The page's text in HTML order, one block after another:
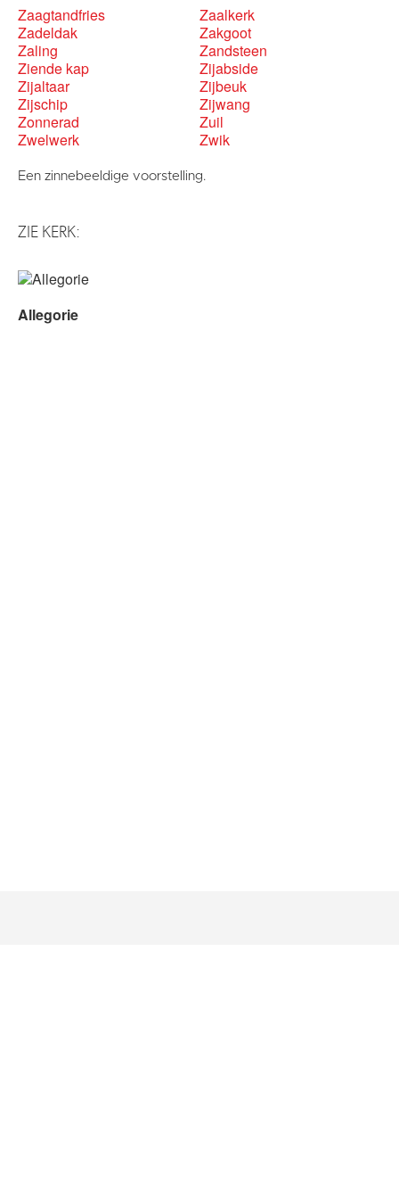
Zaagtandfries
Zaalkerk
Zadeldak
Zakgoot
Zaling
Zandsteen
Ziende kap
Zijabside
Zijaltaar
Zijbeuk
Zijschip
Zijwang
Zonnerad
Zuil
Zwelwerk
Zwik
Een zinnebeeldige voorstelling.
ZIE KERK:
Allegorie